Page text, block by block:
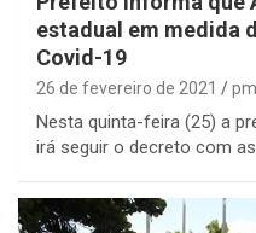
estadual em medida
Covid-19
26 de fevereiro de 2021
Nesta quinta-feira (25) a
irá seguir o decreto com